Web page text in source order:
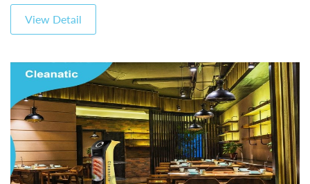
View Detail